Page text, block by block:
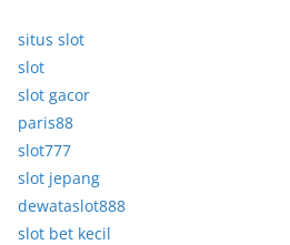
situs slot
slot
slot gacor
paris88
slot777
slot jepang
dewataslot888
slot bet kecil